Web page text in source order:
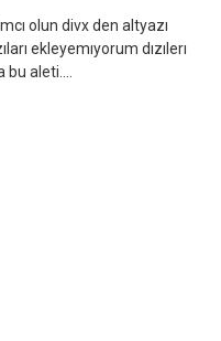
olun divx den altyazı
ekleyemıyorum dızılerı
aleti....